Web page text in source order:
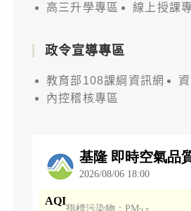
高三升學專區
線上授課
政令宣導專區
教育部108課綱資訊網
內控稽核專區